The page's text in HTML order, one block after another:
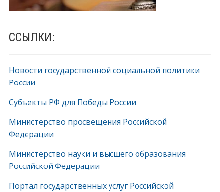
ССЫЛКИ:
Новости государственной социальной политики
России
Субъекты РФ для Победы России
Министерство просвещения Российской
Федерации
Министерство науки и высшего образования
Российской Федерации
Портал государственных услуг Российской